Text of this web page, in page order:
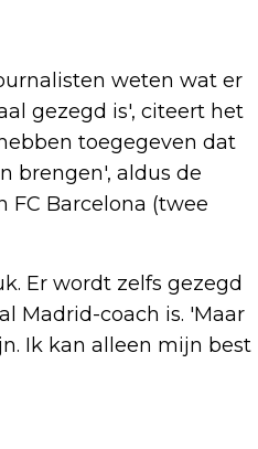
weten wat er
gezegd is', citeert het
toegegeven dat
brengen', aldus de
FC Barcelona (twee
Er wordt zelfs gezegd
Madrid-coach is. 'Maar
Ik kan alleen mijn best